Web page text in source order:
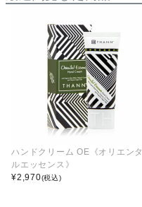
ハンドクリーム OE《オリエンタ
ルエッセンス》
¥2,970(税込)